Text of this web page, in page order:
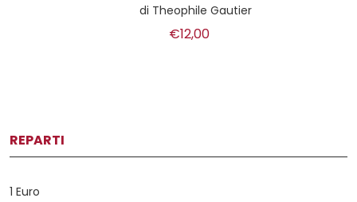
Theophile Gautier
€12,00
REPARTI
1 Euro